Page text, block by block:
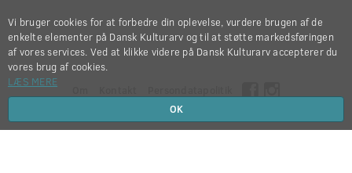
Copyright © 2012-2026
Vi bruger cookies for at forbedre din oplevelse, vurdere brugen af de
enkelte elementer på Dansk Kulturarv og til at støtte markedsføringen
af vores services. Ved at klikke videre på Dansk Kulturarv accepterer du
vores brug af cookies.
LÆS MERE
OK